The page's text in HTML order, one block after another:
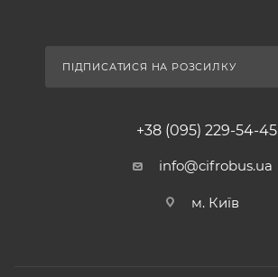
ПІДПИСАТИСЯ НА РОЗСИЛКУ
+38 (095) 229-54-45
info@cifrobus.ua
м. Київ